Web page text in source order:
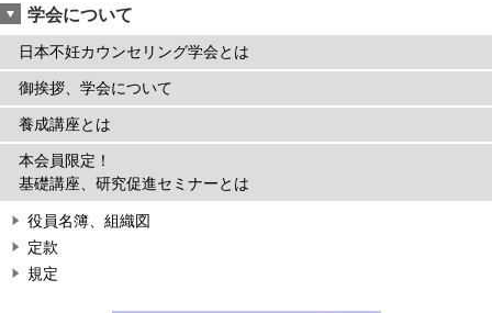
学会について
日本不妊カウンセリング学会とは
御挨拶、学会について
養成講座とは
本会員限定！
基礎講座、研究促進セミナーとは
役員名簿、組織図
定款
規定